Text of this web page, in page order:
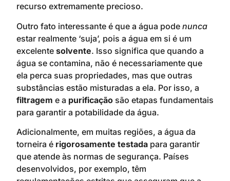
recurso extremamente precioso.
Outro fato interessante é que a água pode nunca
estar realmente ‘suja’, pois a água em si é um
excelente solvente. Isso significa que quando a
água se contamina, não é necessariamente que
ela perca suas propriedades, mas que outras
substâncias estão misturadas a ela. Por isso, a
filtragem e a purificação são etapas fundamentais
para garantir a potabilidade da água.
Adicionalmente, em muitas regiões, a água da
torneira é rigorosamente testada para garantir
que atende às normas de segurança. Países
desenvolvidos, por exemplo, têm